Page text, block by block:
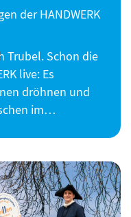
der HANDWERK
Trubel. Schon die
live: Es
dröhnen und
im…